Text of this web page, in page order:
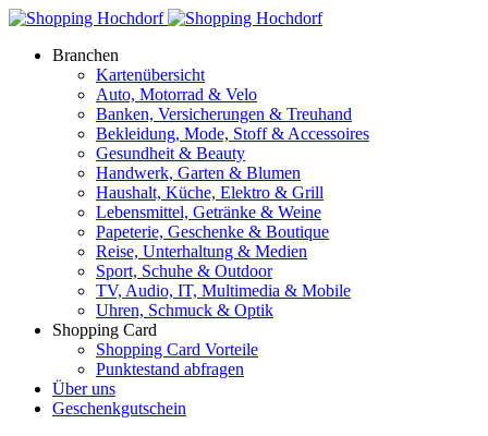
Branchen
Kartenübersicht
Auto, Motorrad & Velo
Banken, Versicherungen & Treuhand
Bekleidung, Mode, Stoff & Accessoires
Gesundheit & Beauty
Handwerk, Garten & Blumen
Haushalt, Küche, Elektro & Grill
Lebensmittel, Getränke & Weine
Papeterie, Geschenke & Boutique
Reise, Unterhaltung & Medien
Sport, Schuhe & Outdoor
TV, Audio, IT, Multimedia & Mobile
Uhren, Schmuck & Optik
Shopping Card
Shopping Card Vorteile
Punktestand abfragen
Über uns
Geschenkgutschein